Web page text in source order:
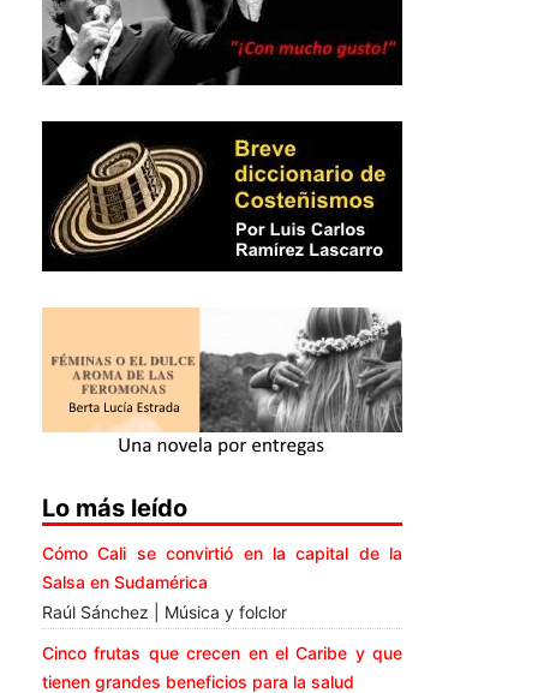
Lo más leído
Cómo Cali se convirtió en la capital de la
Salsa en Sudamérica
Raúl Sánchez | Música y folclor
Cinco frutas que crecen en el Caribe y que
tienen grandes beneficios para la salud